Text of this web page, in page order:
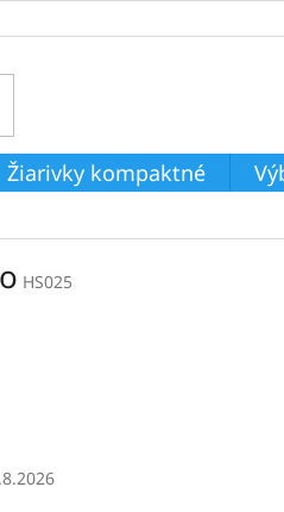
Žiarivky kompaktné
HS025